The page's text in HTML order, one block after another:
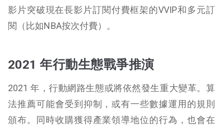
影片突破現在長影片訂閱付費框架的VVIP和多元訂
閱（比如NBA按次付費）。
2021 年行動生態戰爭推演
2021 年，行動網路生態或將依然發生重大變革。算
法推薦可能會受到抑制，或有一些數據運用的規則
頒布。同時收購獲得產業領導地位的行為，也會在